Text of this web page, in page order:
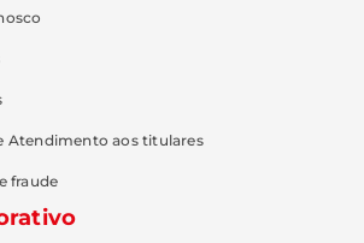
Atendimento aos titulares
fraude